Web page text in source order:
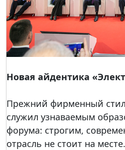
Новая айдентика
Прежний фирменный
служил узнаваемым
форума: строгим,
отрасль не стоит на